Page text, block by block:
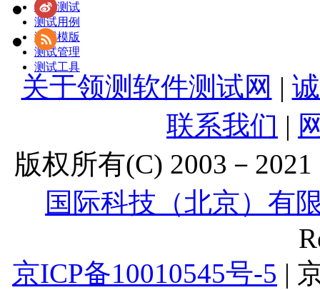
敏捷测试
测试用例
测试模版
测试管理
测试工具
关于领测软件测试网 |
联系我们 |
版权所有(C) 2003－2021
国际科技（北京）有
京ICP备10010545号-5 |